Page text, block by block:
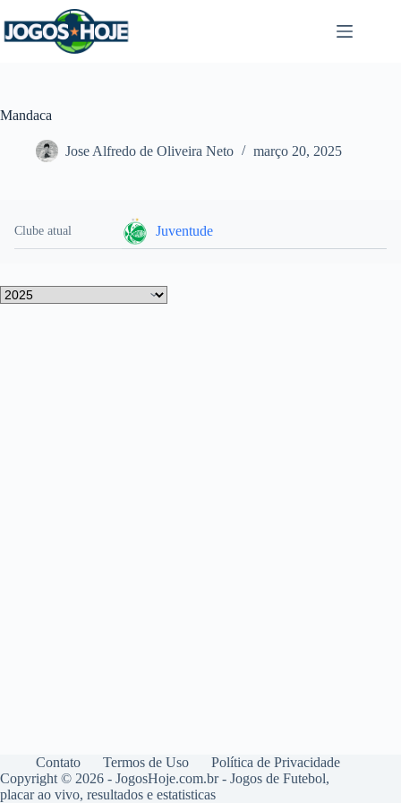
para
o
Mandaca
Jose Alfredo de Oliveira Neto março 20, 2025
Clube atual Juventude
Contato Termos de Uso
Política de Privacidade
Copyright © 2026 - JogosHoje.com.br - Jogos de Futebol,
placar ao vivo, resultados e estatisticas